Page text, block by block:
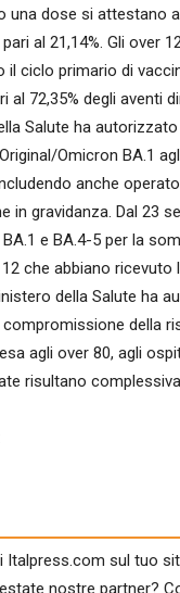
una dose si attestano
al 21,14%. Gli over
ciclo primario di
al 72,35% degli aventi
Salute ha
Omicron BA.1
anche
in gravidanza. Dal 23
e BA.4-5 per la
che abbiano
della Salute ha
della
agli over 80, agli
risultano
Italpress.com sul tuo
nostre partner?